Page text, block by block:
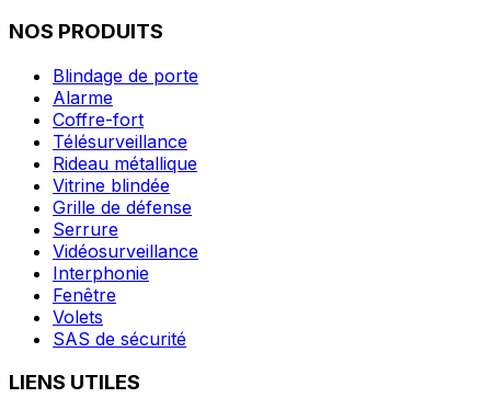
NOS PRODUITS
Blindage de porte
Alarme
Coffre-fort
Télésurveillance
Rideau métallique
Vitrine blindée
Grille de défense
Serrure
Vidéosurveillance
Interphonie
Fenêtre
Volets
SAS de sécurité
LIENS UTILES